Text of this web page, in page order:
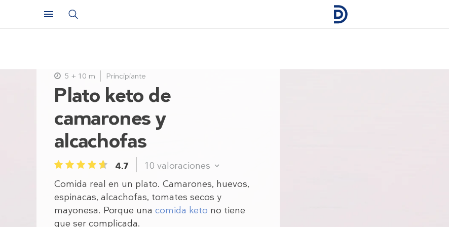
Plato keto de
camarones y
alcachofas
1 2 3 4 5 4.7 10 valoraciones
Comida real en un plato. Camarones, huevos,
espinacas, alcachofas, tomates secos y
mayonesa. Porque una comida keto no tiene
que ser complicada.
5 + 10 m Principiante